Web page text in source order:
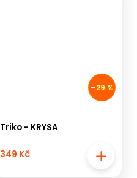
–29 %
Triko - KRYSA
349 Kč